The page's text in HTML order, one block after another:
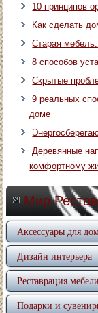
10 принципов
Как сделать
Старая
8 способов
Скрытые
9 реальных
доме
Деревянные
комфортному
Мир
Аксессуары для
Дизайн интерьера
Реставрация
Подарки и